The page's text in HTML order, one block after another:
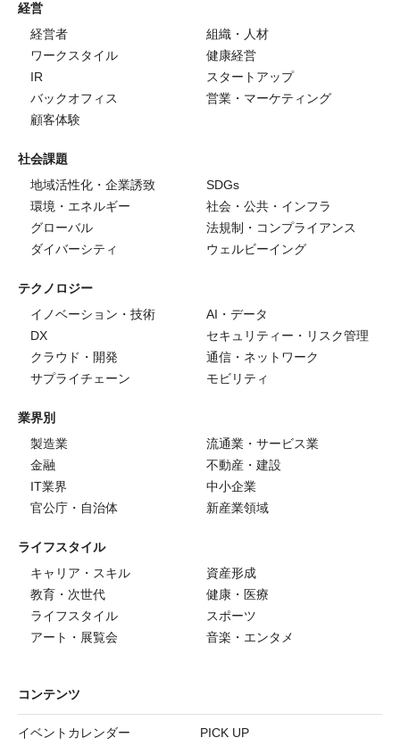
経営
経営者
組織・人材
ワークスタイル
健康経営
IR
スタートアップ
バックオフィス
営業・マーケティング
顧客体験
社会課題
地域活性化・企業誘致
SDGs
環境・エネルギー
社会・公共・インフラ
グローバル
法規制・コンプライアンス
ダイバーシティ
ウェルビーイング
テクノロジー
イノベーション・技術
AI・データ
DX
セキュリティー・リスク管理
クラウド・開発
通信・ネットワーク
サプライチェーン
モビリティ
業界別
製造業
流通業・サービス業
金融
不動産・建設
IT業界
中小企業
官公庁・自治体
新産業領域
ライフスタイル
キャリア・スキル
資産形成
教育・次世代
健康・医療
ライフスタイル
スポーツ
アート・展覧会
音楽・エンタメ
コンテンツ
イベントカレンダー
PICK UP